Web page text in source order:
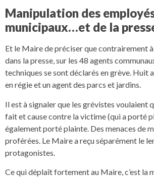
Manipulation des
municipaux…et de la
Et le Maire de préciser que contrairement
dans la presse, sur les 48 agents
techniques se sont déclarés en grève. Huit
en régie et un agent des parcs et jardins.
Il est à signaler que les grévistes voulaient
fait et cause contre la victime (qui a porté
également porté plainte. Des menaces de
proférées. Le Maire a reçu séparément le
protagonistes.
Ce qui déplaît fortement au Maire, c’est la